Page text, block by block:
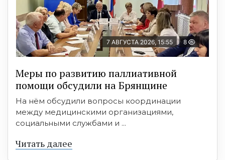
7 АВГУСТА 2026, 15:55 8
Меры по развитию паллиативной
помощи обсудили на Брянщине
На нём обсудили вопросы координации
между медицинскими организациями,
социальными службами и ...
Читать далее